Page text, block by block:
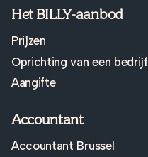
Het BILLY-aanbod
Prijzen
Oprichting van een bedrijf
Aangifte
Accountant
Accountant Brussel